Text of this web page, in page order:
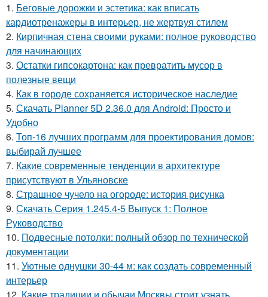
1. Беговые дорожки и эстетика: как вписать
кардиотренажеры в интерьер, не жертвуя стилем
2. Кирпичная стена своими руками: полное руководство
для начинающих
3. Остатки гипсокартона: как превратить мусор в
полезные вещи
4. Как в городе сохраняется историческое наследие
5. Скачать Planner 5D 2.36.0 для Android: Просто и
Удобно
6. Топ-16 лучших программ для проектирования домов:
выбирай лучшее
7. Какие современные тенденции в архитектуре
присутствуют в Ульяновске
8. Страшное чучело на огороде: история рисунка
9. Скачать Серия 1.245.4-5 Выпуск 1: Полное
Руководство
10. Подвесные потолки: полный обзор по технической
документации
11. Уютные однушки 30-44 м: как создать современный
интерьер